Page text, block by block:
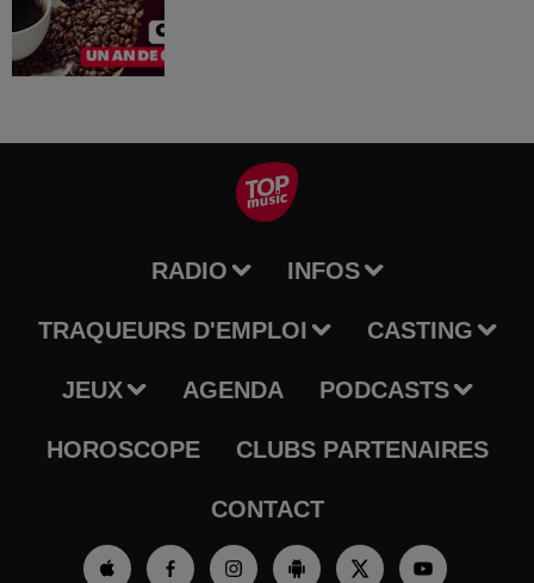
RADIO INFOS
TRAQUEURS D'EMPLOI CASTING
JEUX AGENDA PODCASTS
HOROSCOPE CLUBS PARTENAIRES
CONTACT